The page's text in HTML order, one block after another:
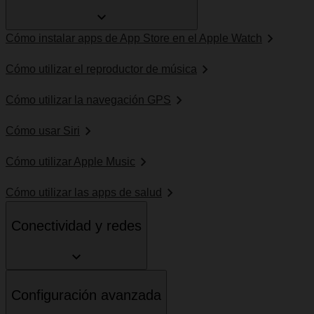
Cómo instalar apps de App Store en el Apple Watch
Cómo utilizar el reproductor de música
Cómo utilizar la navegación GPS
Cómo usar Siri
Cómo utilizar Apple Music
Cómo utilizar las apps de salud
Conectividad y redes
Configuración avanzada